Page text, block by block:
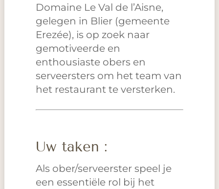
Domaine Le Val de l’Aisne,
gelegen in Blier (gemeente
Erezée), is op zoek naar
gemotiveerde en
enthousiaste obers en
serveersters om het team van
het restaurant te versterken.
Uw taken :
Als ober/serveerster speel je
een essentiële rol bij het